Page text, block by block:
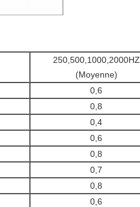
250,500,1000,2000HZ
(Moyenne)
0,6
0,8
0,4
0,6
0,8
0,7
0,8
0,6